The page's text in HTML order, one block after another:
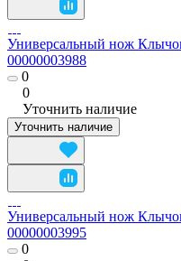
Универсальный нож
00000003988
0
0
Уточнить наличие
Уточнить наличие
Универсальный нож
00000003995
0